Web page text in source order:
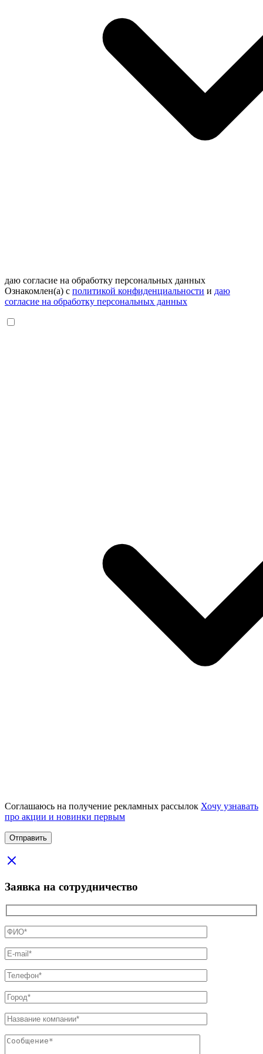
даю согласие на обработку персональных данных
Ознакомлен(а) с политикой конфиденциальности и даю
согласие на обработку персональных данных
Соглашаюсь на получение рекламных рассылок Хочу узнавать
про акции и новинки первым
Заявка на сотрудничество